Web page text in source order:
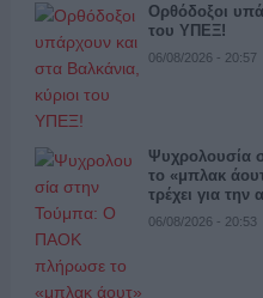
Ορθόδοξοι
του ΥΠΕΞ!
06/08/2026 - 20:57
Ψυχρολουσία
το «μπλακ
τρέχει για
06/08/2026 - 20:53